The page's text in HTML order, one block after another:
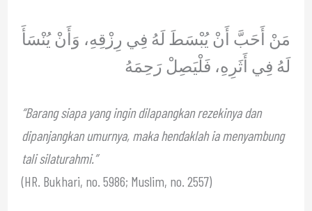
مَنْ أَحَبَّ أَنْ يُبْسَطَ لَهُ فِي رِزْقِهِ، وَأَنْ يُنْسَأَ
لَهُ فِي أَثَرِهِ، فَلْيَصِلْ رَحِمَهُ
“Barang siapa yang ingin dilapangkan rezekinya dan
dipanjangkan umurnya, maka hendaklah ia menyambung
tali silaturahmi.”
(HR. Bukhari, no. 5986; Muslim, no. 2557)